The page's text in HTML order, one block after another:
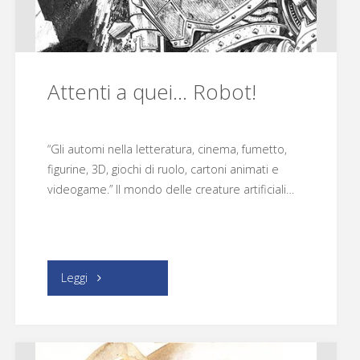
Attenti a quei… Robot!
“Gli automi nella letteratura, cinema, fumetto,
figurine, 3D, giochi di ruolo, cartoni animati e
videogame.” Il mondo delle creature artificiali…
Leggi "Attenti
quei…